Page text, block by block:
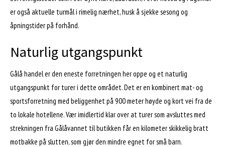
er også aktuelle turmål i rimelig nærhet, husk å sjekke sesong og
åpningstider på forhånd.
Naturlig utgangspunkt
Gålå handel er den eneste forretningen her oppe og et naturlig
utgangspunkt for turer i dette området. Det er en kombinert mat- og
sportsforretning med beliggenhet på 900 meter høyde og kort vei fra de
to lokale hotellene. Vær imidlertid klar over at turer som avsluttes med
strekningen fra Gålåvannet til butikken får en kilometer skikkelig bratt
motbakke på slutten, som gjør den mindre egnet for små barn.